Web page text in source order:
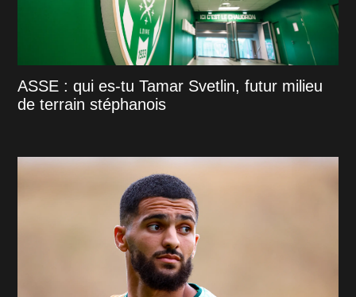
ASSE : qui es-tu Tamar Svetlin, futur milieu
de terrain stéphanois